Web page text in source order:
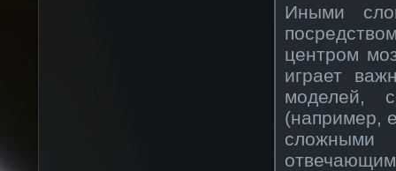
Иными
центром
играет
моделей,
(например,
сложными